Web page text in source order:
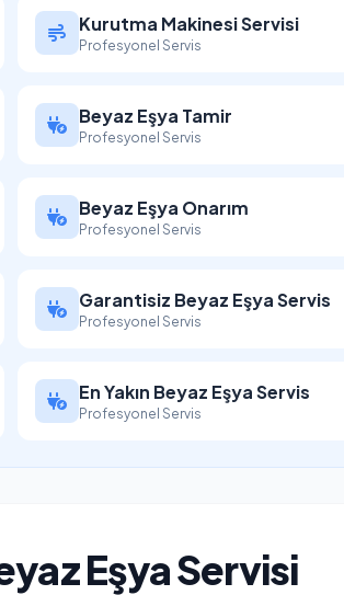
Kurutma Makinesi Servisi
Profesyonel Servis
Beyaz Eşya Tamir
Profesyonel Servis
Beyaz Eşya Onarım
Profesyonel Servis
Garantisiz Beyaz Eşya Servis
Profesyonel Servis
En Yakın Beyaz Eşya Servis
Profesyonel Servis
Eşya Servisi